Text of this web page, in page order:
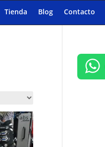
Tienda Blog Contacto